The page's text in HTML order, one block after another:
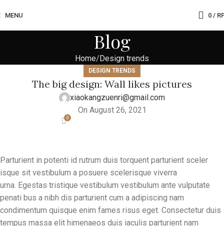
MENU 0 /
Blog
Home Design trends
DESIGN TRENDS
The big design: Wall likes pictures
xiaokangzuenri@gmail.com
On August 26, 2021
0
Parturient in potenti id rutrum duis torquent parturient sceler
isque sit vestibulum a posuere scelerisque viverra
urna. Egestas tristique vestibulum vestibulum ante vulputate
penati bus a nibh dis parturient cum a adipiscing nam
condimentum quisque enim fames risus eget. Consectetur duis
tempus massa elit himenaeos duis iaculis parturient nam